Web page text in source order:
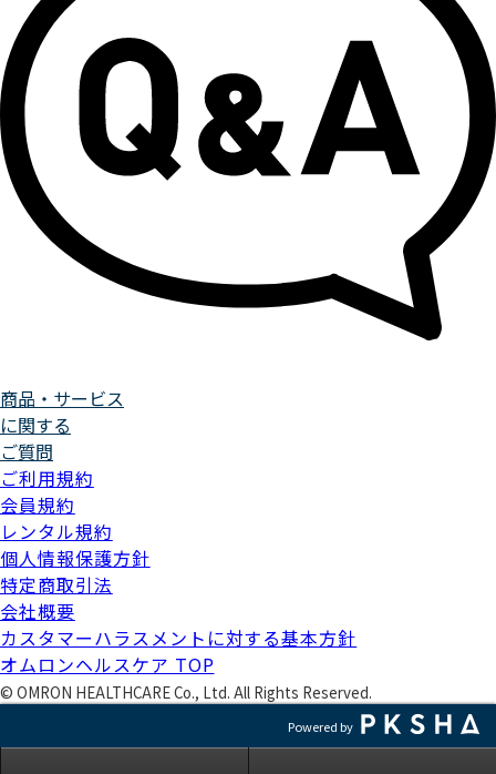
商品・サービス
に関する
ご質問
ご利用規約
会員規約
レンタル規約
個人情報保護方針
特定商取引法
会社概要
カスタマーハラスメントに対する基本方針
オムロンヘルスケア TOP
© OMRON HEALTHCARE Co., Ltd. All Rights Reserved.
Powered by